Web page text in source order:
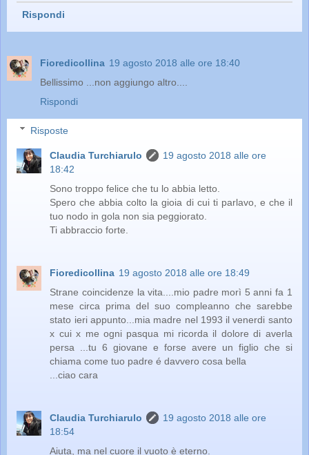
Rispondi
Fioredicollina 19 agosto 2018 alle ore 18:40
Bellissimo ...non aggiungo altro....
Rispondi
Risposte
Claudia Turchiarulo
19 agosto 2018 alle ore
18:42
Sono troppo felice che tu lo abbia letto.
Spero che abbia colto la gioia di cui ti parlavo, e che il
tuo nodo in gola non sia peggiorato.
Ti abbraccio forte.
Fioredicollina 19 agosto 2018 alle ore 18:49
Strane coincidenze la vita....mio padre morì 5 anni fa 1
mese circa prima del suo compleanno che sarebbe
stato ieri appunto...mia madre nel 1993 il venerdi santo
x cui x me ogni pasqua mi ricorda il dolore di averla
persa ...tu 6 giovane e forse avere un figlio che si
chiama come tuo padre é davvero cosa bella
...ciao cara
Claudia Turchiarulo
19 agosto 2018 alle ore
18:54
Aiuta, ma nel cuore il vuoto è eterno.